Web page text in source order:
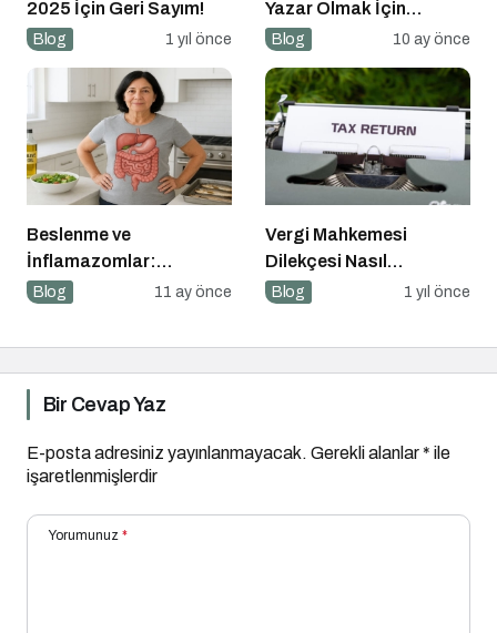
2025 İçin Geri Sayım!
Blog 1 yıl önce
Yazar Olmak İçin
Yazarlık Başvurusu
Blog 10 ay önce
Beslenme ve
İnflamazomlar:
Bağırsaktan Hücre
Blog 11 ay önce
Vergi Mahkemesi
Dilekçesi Nasıl
Hazırlanır?
Blog 1 yıl önce
Bir Cevap Yaz
E-posta adresiniz yayınlanmayacak. Gerekli alanlar* ile
işaretlenmişlerdir
Yorumunuz *